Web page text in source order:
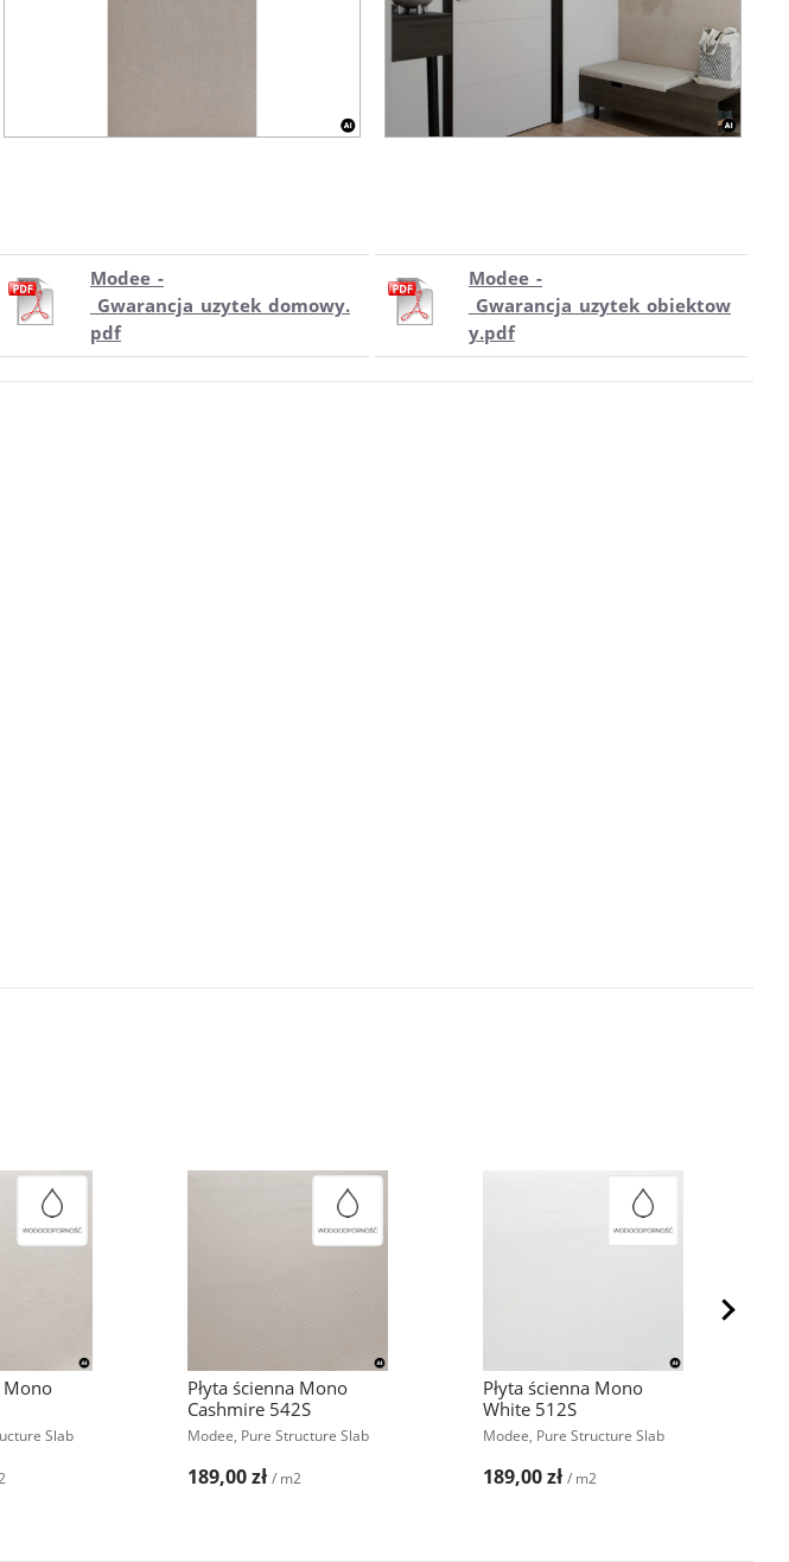
Modee_-
_Gwarancja_uzytek_domowy.
pdf
Modee_-
_Gwarancja_uzytek_obiektow
y.pdf
Mono
Slab
Płyta ścienna Mono
Cashmire 542S
Modee, Pure Structure Slab
189,00 zł / m2
Płyta ścienna Mono
White 512S
Modee, Pure Structure Slab
189,00 zł / m2